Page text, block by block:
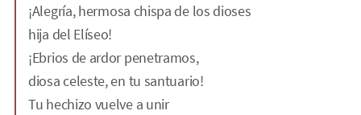
¡Alegría, hermosa chispa de los dioses
hija del Elíseo!
¡Ebrios de ardor penetramos,
diosa celeste, en tu santuario!
Tu hechizo vuelve a unir